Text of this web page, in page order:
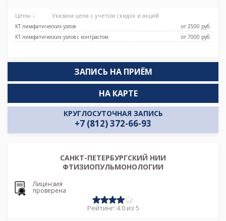
Площадь Ленина, Чернышевская
Цены ↓ Указана цена с учетом скидок и акций
КТ лимфатических узлов
от 2500 pуб.
КТ лимфатических узлов с контрастом
от 7000 pуб.
ЗАПИСЬ НА ПРИЁМ
КРУГЛОСУТОЧНАЯ ЗАПИСЬ
+7 (812) 372-66-93
НА КАРТЕ
САНКТ-ПЕТЕРБУРГСКИЙ НИИ
ФТИЗИОПУЛЬМОНОЛОГИИ
Лицензия
проверена
Рейтинг: 4.0 из 5